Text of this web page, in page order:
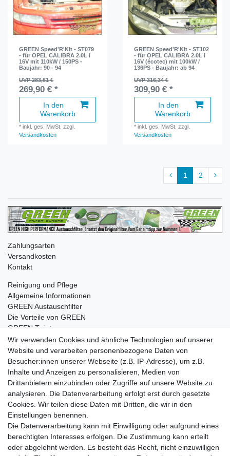
GREEN Speed'R'Kit - ST079
- für OPEL CALIBRA 2.0L i
16V mit 110kW / 150PS -
Baujahr: 90 - 94
UVP 283,61 €
269,90 € *
In den
Warenkorb
*inkl. ges. MwSt. zzgl.
Versandkosten
GREEN Speed'R'Kit - ST102
- für OPEL CALIBRA 2.0L i
16V (écotec) mit 100kW /
136PS - Baujahr: ab 94
UVP 316,34 €
309,90 € *
In den
Warenkorb
*inkl. ges. MwSt. zzgl.
Versandkosten
1 2
Zahlungsarten
Versandkosten
Kontakt
Reinigung und Pflege
Allgemeine Informationen
GREEN Austauschfilter
Die Vorteile von GREEN
GREEN Twister
Impressum Daten­schutz­erklärung AGB
Barrierefreiheitserklärung Widerrufs­recht
Vertrag widerrufen Kontakt
Wir verwenden Cookies und ähnliche Technologien auf unserer
Website und verarbeiten personenbezogene Daten von
Besucher:innen unserer Webseite (z.B. IP-Adresse), um z.B.
Inhalte und Anzeigen zu personalisieren, Medien von
Drittanbietern einzubinden oder Zugriffe auf unsere Website zu
analysieren. Die Datenverarbeitung erfolgt erst durch gesetzte
Cookies. Wir teilen diese Daten mit Dritten, die wir in den
Einstellungen benennen.
Die Datenverarbeitung kann mit Einwilligung oder aufgrund eines
berechtigten Interesses erfolgen. Die Zustimmung kann erteilt
oder abgelehnt werden. Es besteht das Recht, nicht einzuwilligen